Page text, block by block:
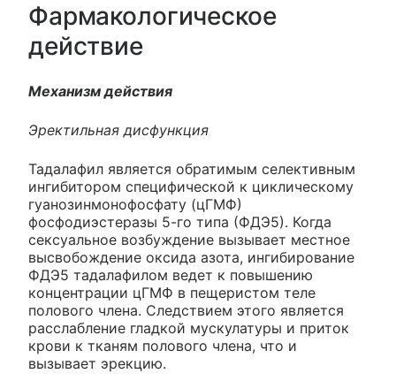
Фармакологическое
действие
Механизм действия
Эректильная дисфункция
Тадалафил является обратимым селективным
ингибитором специфической к циклическому
гуанозинмонофосфату (цГМФ)
фосфодиэстеразы 5-го типа (ФДЭ5). Когда
сексуальное возбуждение вызывает местное
высвобождение оксида азота, ингибирование
ФДЭ5 тадалафилом ведет к повышению
концентрации цГМФ в пещеристом теле
полового члена. Следствием этого является
расслабление гладкой мускулатуры и приток
крови к тканям полового члена, что и
вызывает эрекцию.